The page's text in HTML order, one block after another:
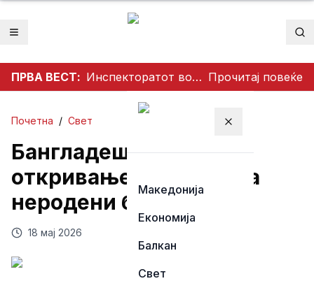
Отвори мени
ПРВА ВЕСТ: Инспекторатот во акција: Се ослободуваат тротоарите во Тетово Прочитај повеќе
Затвори мени
Македонија
Економија
Балкан
Свет
Почетна / Свет
Бангладеш забрани
откривање на полот на
неродени бебиња
18 мај 2026